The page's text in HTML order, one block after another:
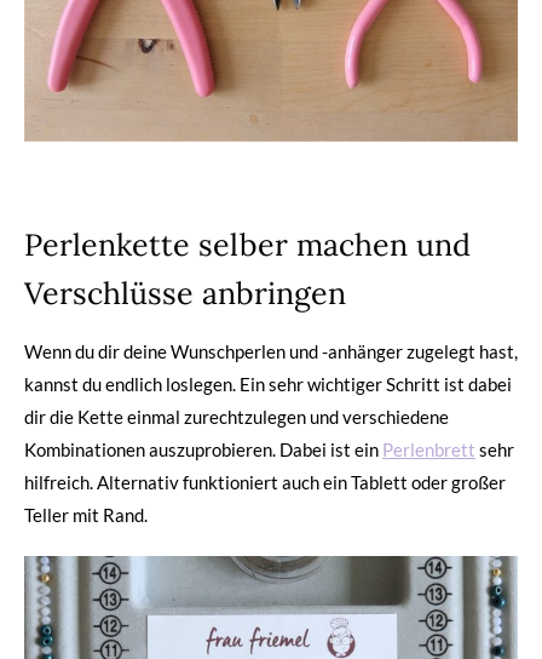
Perlenkette selber machen und
Verschlüsse anbringen
Wenn du dir deine Wunschperlen und -anhänger zugelegt hast,
kannst du endlich loslegen. Ein sehr wichtiger Schritt ist dabei
dir die Kette einmal zurechtzulegen und verschiedene
Kombinationen auszuprobieren. Dabei ist ein Perlenbrett sehr
hilfreich. Alternativ funktioniert auch ein Tablett oder großer
Teller mit Rand.